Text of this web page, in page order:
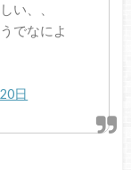
い、、
でなによ
日